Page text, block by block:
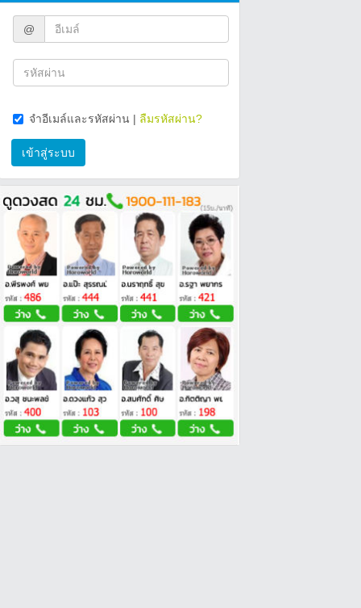
@
จำอีเมล์และรหัสผ่าน | ลืมรหัสผ่าน?
เข้าสู่ระบบ